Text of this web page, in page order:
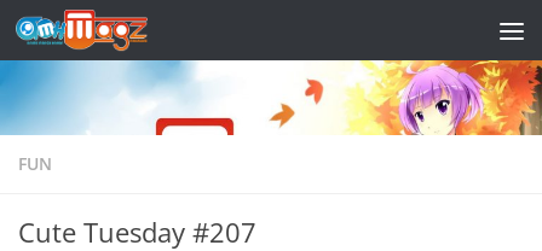
Skip to content
FUN
Cute Tuesday #207